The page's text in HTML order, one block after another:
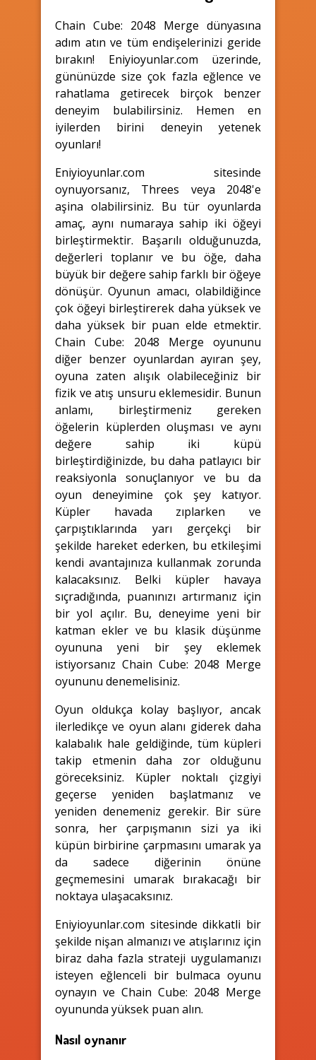
Chain Cube: 2048 Merge dünyasına
adım atın ve tüm endişelerinizi geride
bırakın! Eniyioyunlar.com üzerinde,
gününüzde size çok fazla eğlence ve
rahatlama getirecek birçok benzer
deneyim bulabilirsiniz. Hemen en
iyilerden birini deneyin yetenek
oyunları!
Eniyioyunlar.com sitesinde
oynuyorsanız, Threes veya 2048'e
aşina olabilirsiniz. Bu tür oyunlarda
amaç, aynı numaraya sahip iki öğeyi
birleştirmektir. Başarılı olduğunuzda,
değerleri toplanır ve bu öğe, daha
büyük bir değere sahip farklı bir öğeye
dönüşür. Oyunun amacı, olabildiğince
çok öğeyi birleştirerek daha yüksek ve
daha yüksek bir puan elde etmektir.
Chain Cube: 2048 Merge oyununu
diğer benzer oyunlardan ayıran şey,
oyuna zaten alışık olabileceğiniz bir
fizik ve atış unsuru eklemesidir. Bunun
anlamı, birleştirmeniz gereken
öğelerin küplerden oluşması ve aynı
değere sahip iki küpü
birleştirdiğinizde, bu daha patlayıcı bir
reaksiyonla sonuçlanıyor ve bu da
oyun deneyimine çok şey katıyor.
Küpler havada zıplarken ve
çarpıştıklarında yarı gerçekçi bir
şekilde hareket ederken, bu etkileşimi
kendi avantajınıza kullanmak zorunda
kalacaksınız. Belki küpler havaya
sıçradığında, puanınızı artırmanız için
bir yol açılır. Bu, deneyime yeni bir
katman ekler ve bu klasik düşünme
oyununa yeni bir şey eklemek
istiyorsanız Chain Cube: 2048 Merge
oyununu denemelisiniz.
Oyun oldukça kolay başlıyor, ancak
ilerledikçe ve oyun alanı giderek daha
kalabalık hale geldiğinde, tüm küpleri
takip etmenin daha zor olduğunu
göreceksiniz. Küpler noktalı çizgiyi
geçerse yeniden başlatmanız ve
yeniden denemeniz gerekir. Bir süre
sonra, her çarpışmanın sizi ya iki
küpün birbirine çarpmasını umarak ya
da sadece diğerinin önüne
geçmemesini umarak bırakacağı bir
noktaya ulaşacaksınız.
Eniyioyunlar.com sitesinde dikkatli bir
şekilde nişan almanızı ve atışlarınız için
biraz daha fazla strateji uygulamanızı
isteyen eğlenceli bir bulmaca oyunu
oynayın ve Chain Cube: 2048 Merge
oyununda yüksek puan alın.
Nasıl oynanır